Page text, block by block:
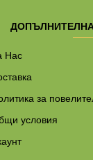
Нас
за
условия